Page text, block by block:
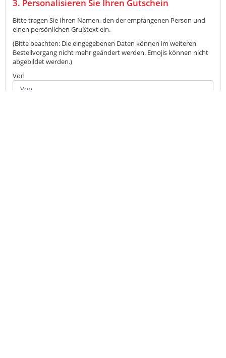
3. Personalisieren Sie Ihren Gutschein
Bitte tragen Sie Ihren Namen, den der empfangenen Person und
einen persönlichen Grußtext ein.
(Bitte beachten: Die eingegebenen Daten können im weiteren
Bestellvorgang nicht mehr geändert werden. Emojis können nicht
abgebildet werden.)
Von